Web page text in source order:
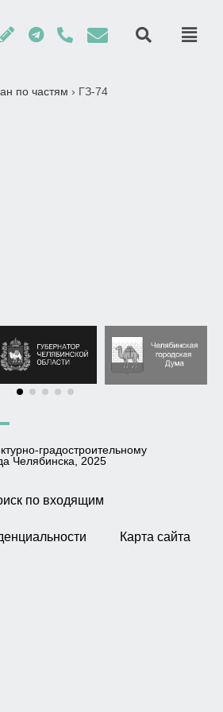
по частям › ГЗ-74
градостроительному
Челябинска, 2025
по входящим
Карта сайта